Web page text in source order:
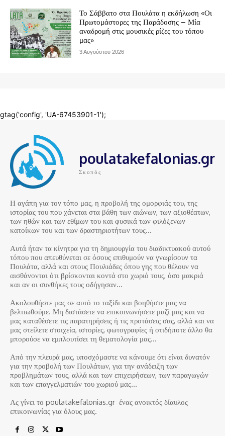
poulatakefalonias.gr
Σκοπός
Η αγάπη για τον τόπο μας, η προβολή της ομορφιάς του, της
ιστορίας του που χάνεται στα βάθη των αιώνων, των αξιοθέατων,
των ηθών και των εθίμων του και φυσικά των φιλόξενων
κατοίκων του και των δραστηριοτήτων τους…
Αυτά ήταν τα κίνητρα για τη δημιουργία του διαδικτυακού αυτού
τόπου που απευθύνεται σε όσους επιθυμούν να γνωρίσουν τα
Πουλάτα, αλλά και στους Πουλιάδες όπου γης που θέλουν να
αισθάνονται ότι βρίσκονται κοντά στο χωριό τους, όσο μακριά
και αν οι συνθήκες τους οδήγησαν…
Ακολουθήστε μας σε αυτό το ταξίδι και βοηθήστε μας να
βελτιωθούμε. Μη διστάσετε να επικοινωνήσετε μαζί μας και να
μας καταθέσετε τις παρατηρήσεις ή τις προτάσεις σας, αλλά και να
μας στείλετε στοιχεία, ιστορίες, φωτογραφίες ή οτιδήποτε άλλο θα
μπορούσε να εμπλουτίσει τη θεματολογία μας…
Από την πλευρά μας, υποσχόμαστε να κάνουμε ότι είναι δυνατόν
για την προβολή των Πουλάτων, για την ανάδειξη των
προβλημάτων τους, αλλά και των επιχειρήσεων, των παραγωγών
και των επαγγελματιών του χωριού μας…
Ας γίνει το poulatakefalonias.gr ένας ανοικτός δίαυλος
επικοινωνίας για όλους μας.